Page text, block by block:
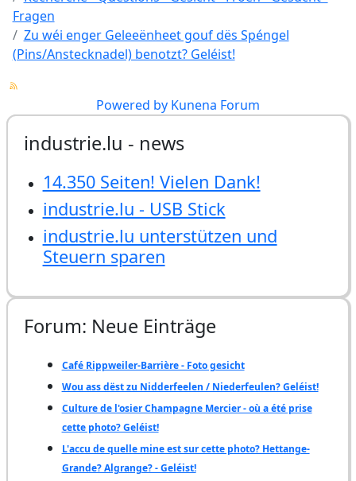
Fragen
Zu wéi enger Geleeënheet gouf dës Spéngel
(Pins/Anstecknadel) benotzt? Geléist!
Powered by Kunena Forum
industrie.lu - news
14.350 Seiten! Vielen Dank!
industrie.lu - USB Stick
industrie.lu unterstützen und
Steuern sparen
Forum: Neue Einträge
Café Rippweiler-Barrière - Foto gesicht
Wou ass dëst zu Nidderfeelen / Niederfeulen? Geléist!
Culture de l'osier Champagne Mercier - où a été prise
cette photo? Geléist!
L'accu de quelle mine est sur cette photo? Hettange-
Grande? Algrange? - Geléist!